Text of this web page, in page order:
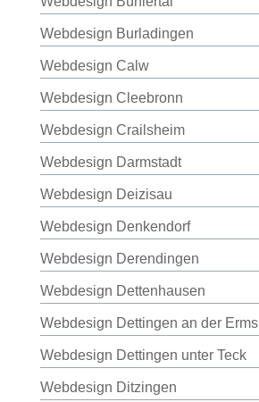
Webdesign Burladingen
Webdesign Calw
Webdesign Cleebronn
Webdesign Crailsheim
Webdesign Darmstadt
Webdesign Deizisau
Webdesign Denkendorf
Webdesign Derendingen
Webdesign Dettenhausen
Webdesign Dettingen an der Erms
Webdesign Dettingen unter Teck
Webdesign Ditzingen